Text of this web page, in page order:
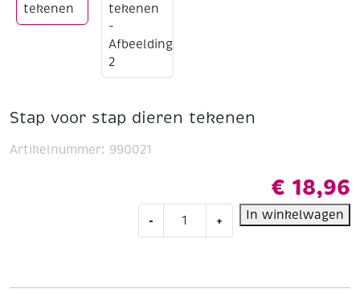
Stap voor stap dieren tekenen
€ 18,96
- + In winkelwagen
Artikelnummer: 990021